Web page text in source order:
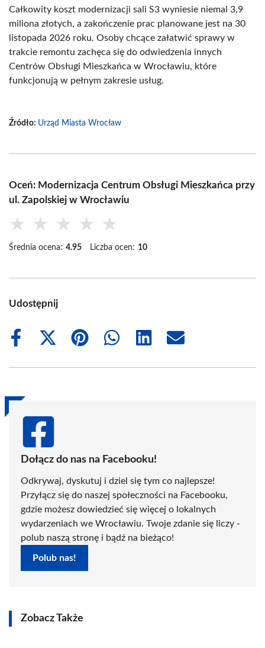
Całkowity koszt modernizacji sali S3 wyniesie niemal 3,9
miliona złotych, a zakończenie prac planowane jest na 30
listopada 2026 roku. Osoby chcące załatwić sprawy w
trakcie remontu zachęca się do odwiedzenia innych
Centrów Obsługi Mieszkańca w Wrocławiu, które
funkcjonują w pełnym zakresie usług.
Źródło: Urząd Miasta Wrocław
Oceń: Modernizacja Centrum Obsługi Mieszkańca przy
ul. Zapolskiej w Wrocławiu
★ ★ ★ ★ ★
Średnia ocena: 4.95 Liczba ocen: 10
Udostępnij
Share
Share
(Twitter)
Share
Share
Share
Share
Dołącz do nas na Facebooku!
Odkrywaj, dyskutuj i dziel się tym co najlepsze!
Przyłącz się do naszej społeczności na Facebooku,
gdzie możesz dowiedzieć się więcej o lokalnych
wydarzeniach we Wrocławiu. Twoje zdanie się liczy -
polub naszą stronę i bądź na bieżąco!
Polub nas!
Zobacz Także